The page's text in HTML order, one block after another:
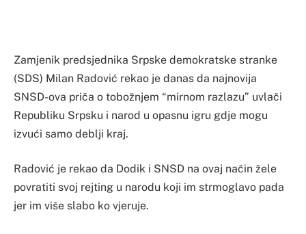
Zamjenik predsjednika Srpske demokratske stranke
(SDS) Milan Radović rekao je danas da najnovija
SNSD-ova priča o tobožnjem “mirnom razlazu” uvlači
Republiku Srpsku i narod u opasnu igru gdje mogu
izvući samo deblji kraj.
Radović je rekao da Dodik i SNSD na ovaj način žele
povratiti svoj rejting u narodu koji im strmoglavo pada
jer im više slabo ko vjeruje.